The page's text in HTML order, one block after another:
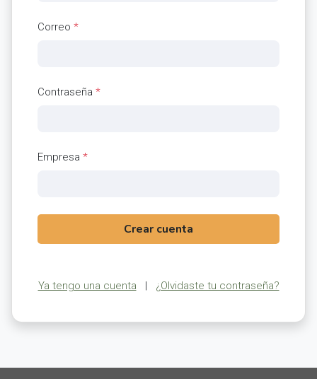
Correo *
Contraseña *
Empresa *
Crear cuenta
Ya tengo una cuenta | ¿Olvidaste tu contraseña?